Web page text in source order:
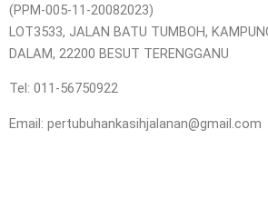
(PPM-005-11-20082023)
LOT3533, JALAN BATU TUMBOH,
DALAM, 22200 BESUT TERENGGANU
Tel: 011-56750922
Email: pertubuhankasihjalanan@gmail.com